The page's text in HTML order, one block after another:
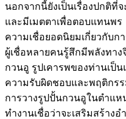
นอกจากนี้ยังเป็นเรื่องปกติ
และมีเมตตาเพื่อตอบแทนพร
ความเชื่อยอดนิยมเกี่ยวกับก
ผู้เชื่อหลายคนรู้สึกมีพลังทา
กวนอู รูปเคารพของท่านเป็น
ความรับผิดชอบและพฤติกร
การวางรูปปั้นกวนอูในตำแ
ทำงานเชื่อว่าจะเสริมสร้าง